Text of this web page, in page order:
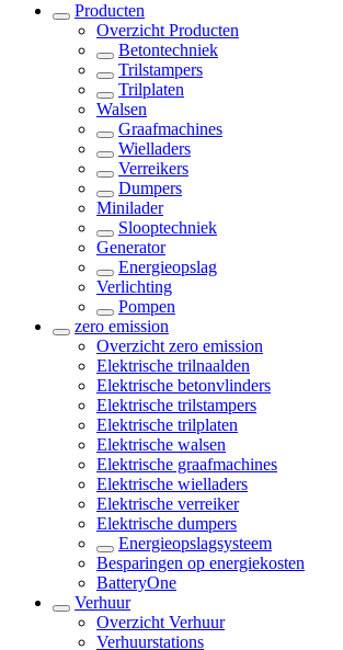
Producten
Overzicht Producten
Betontechniek
Trilstampers
Trilplaten
Walsen
Graafmachines
Wielladers
Verreikers
Dumpers
Minilader
Slooptechniek
Generator
Energieopslag
Verlichting
Pompen
zero emission
Overzicht zero emission
Elektrische trilnaalden
Elektrische betonvlinders
Elektrische trilstampers
Elektrische trilplaten
Elektrische walsen
Elektrische graafmachines
Elektrische wielladers
Elektrische verreiker
Elektrische dumpers
Energieopslagsysteem
Besparingen op energiekosten
BatteryOne
Verhuur
Overzicht Verhuur
Verhuurstations